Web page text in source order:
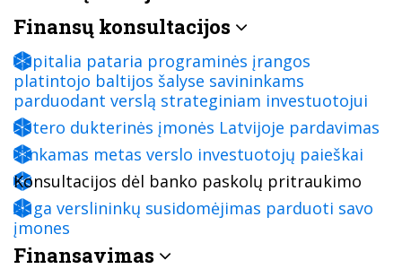
Finansų konsultacijos
Capitalia pataria programinės įrangos
platintojo baltijos šalyse savininkams
parduodant verslą strateginiam investuotojui
Sotero dukterinės įmonės Latvijoje pardavimas
Tinkamas metas verslo investuotojų paieškai
Konsultacijos dėl banko paskolų pritraukimo
Auga verslininkų susidomėjimas parduoti savo
įmones
Finansavimas